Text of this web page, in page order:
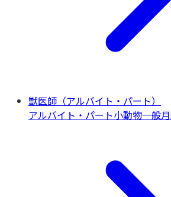
獣医師（アルバイト・パート）
アルバイト・パート小動物一般